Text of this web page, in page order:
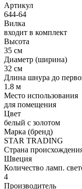
Артикул
644-64
Вилка
входит в комплект
Высота
35 см
Диаметр (ширина)
32 см
Длина шнура до
1.8 м
Место использования
для помещения
Цвет
белый с золотом
Марка (бренд)
STAR TRADING
Страна
Швеция
Количество ламп.
4
Производитель